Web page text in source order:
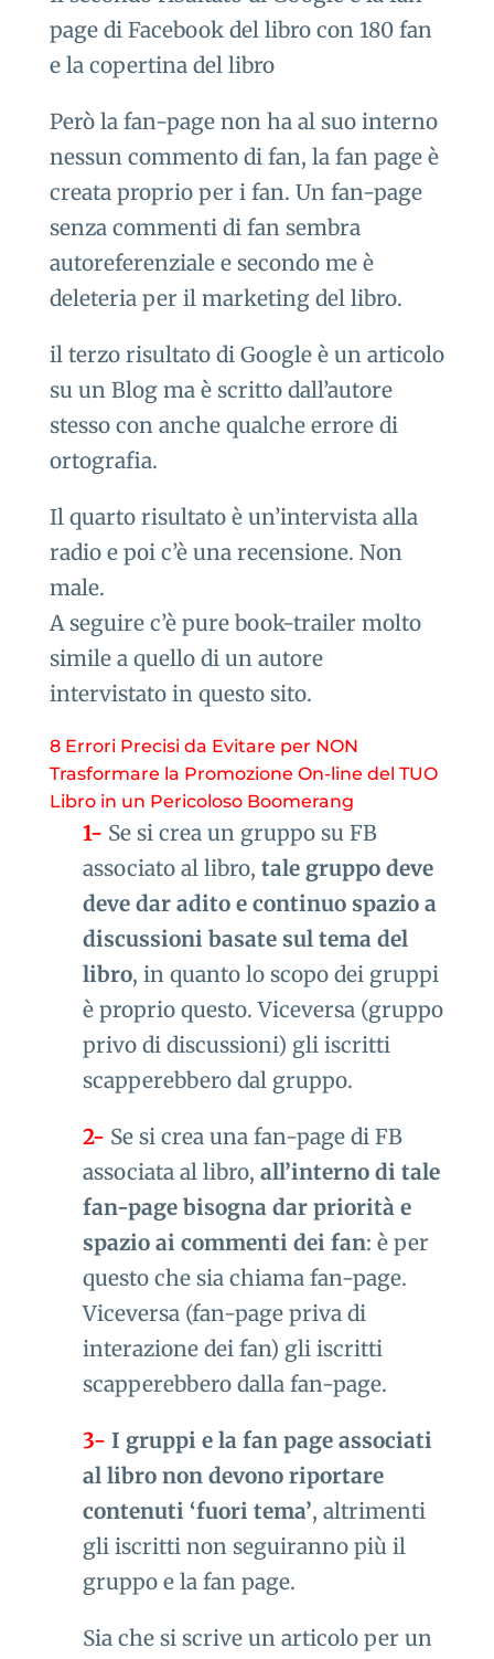
page di Facebook del libro con 180 fan
e la copertina del libro
Però la fan-page non ha al suo interno
nessun commento di fan, la fan page è
creata proprio per i fan. Un fan-page
senza commenti di fan sembra
autoreferenziale e secondo me è
deleteria per il marketing del libro.
il terzo risultato di Google è un articolo
su un Blog ma è scritto dall’autore
stesso con anche qualche errore di
ortografia.
Il quarto risultato è un’intervista alla
radio e poi c’è una recensione. Non
male.
A seguire c’è pure book-trailer molto
simile a quello di un autore
intervistato in questo sito.
8 Errori Precisi da Evitare per NON
Trasformare la Promozione On-line del TUO
Libro in un Pericoloso Boomerang
1- Se si crea un gruppo su FB
associato al libro, tale gruppo deve
deve dar adito e continuo spazio a
discussioni basate sul tema del
libro, in quanto lo scopo dei gruppi
è proprio questo. Viceversa (gruppo
privo di discussioni) gli iscritti
scapperebbero dal gruppo.
2- Se si crea una fan-page di FB
associata al libro, all’interno di tale
fan-page bisogna dar priorità e
spazio ai commenti dei fan: è per
questo che sia chiama fan-page.
Viceversa (fan-page priva di
interazione dei fan) gli iscritti
scapperebbero dalla fan-page.
3- I gruppi e la fan page associati
al libro non devono riportare
contenuti ‘fuori tema’, altrimenti
gli iscritti non seguiranno più il
gruppo e la fan page.
Sia che si scrive un articolo per un